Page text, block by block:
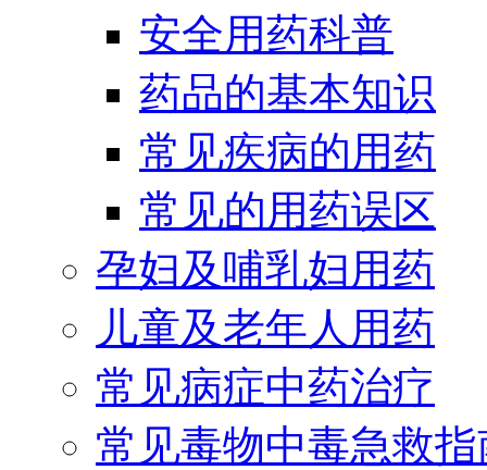
安全用药科普
药品的基本知识
常见疾病的用药
常见的用药误区
孕妇及哺乳妇用药
儿童及老年人用药
常见病症中药治疗
常见毒物中毒急救指